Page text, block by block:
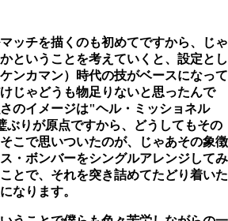
ッチを描くのも初めてですから、じゃ
ということを考えていくと、設定とし
ンカマン）時代の技がベースになって
じゃどうも物足りないと思ったんで
のイメージは"ヘル・ミッショネル
ぶりが原点ですから、どうしてもその
こで思いついたのが、じゃあその象徴
・ボンバーをシングルアレンジしてみ
とで、それを突き詰めてたどり着いた
なります。